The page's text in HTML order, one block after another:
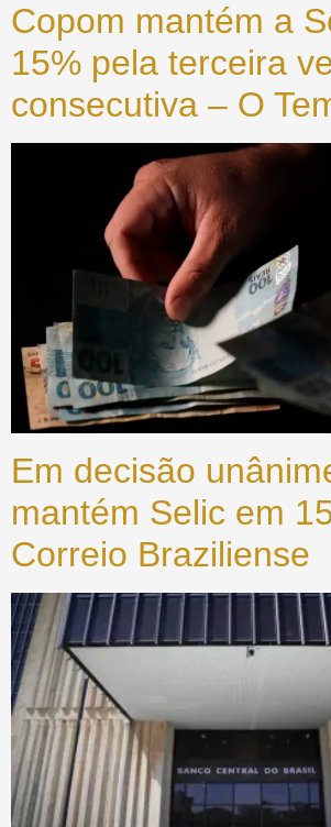
Copom mantém a
15% pela terceira
consecutiva – O
Em decisão
mantém Selic em
Correio Braziliense